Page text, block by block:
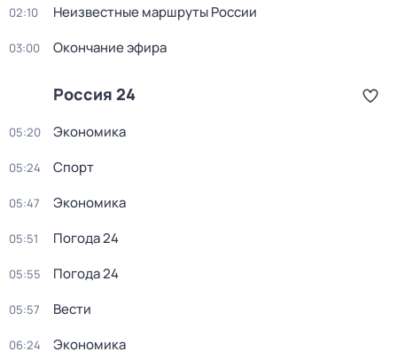
02:10 Неизвестные маршруты России
03:00 Окончание эфира
Россия 24
05:20 Экономика
05:24 Спорт
05:47 Экономика
05:51 Погода 24
05:55 Погода 24
05:57 Вести
06:24 Экономика